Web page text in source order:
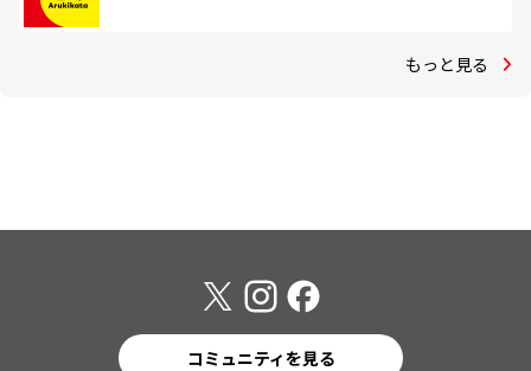
もっと見る
コミュニティを見る